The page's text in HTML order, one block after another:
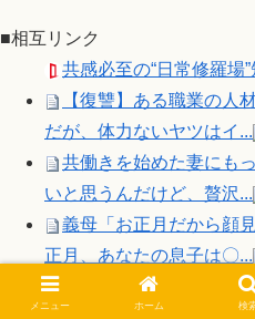
■相互リンク
共感必至の“日常修羅場”
【復讐】ある職業の人
だが、体力ないヤツはイ...
共働きを始めた妻にも
いと思うんだけど、贅沢...
義母「お正月だから顔
正月、あなたの息子は〇...
旦那「なんで吸い殻捨
メニュー ホーム 検